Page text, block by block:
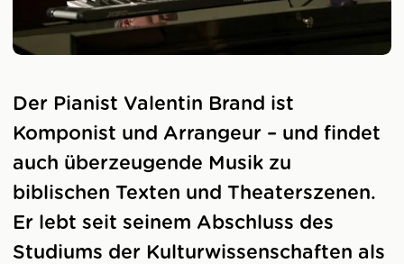
Der Pianist Valentin Brand ist
Komponist und Arrangeur – und findet
auch überzeugende Musik zu
biblischen Texten und Theaterszenen.
Er lebt seit seinem Abschluss des
Studiums der Kulturwissenschaften als